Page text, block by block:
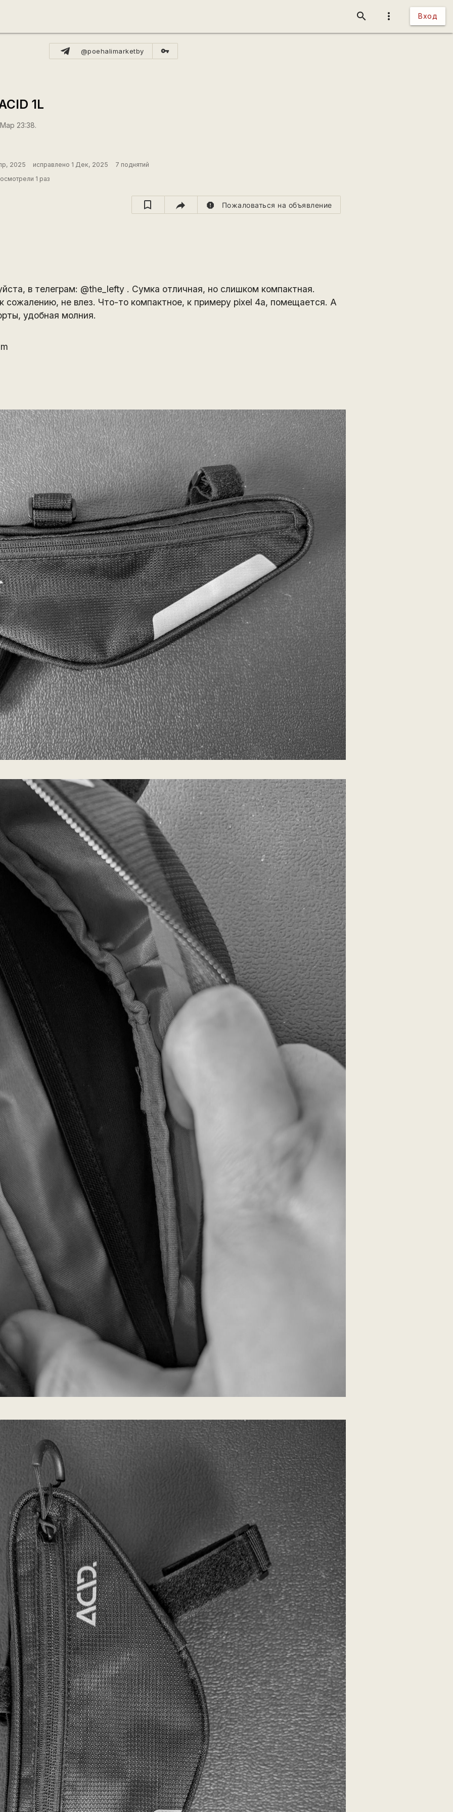
more_vert Вход
search
@poehalimarketby vpn_key
1L
23:38.
2025 исправлено 1 Дек, 2025
7 поднятий
1 раз
report Пожаловаться на объявление
в телеграм: @the_lefty . Сумка отличная, но слишком компактная.
сожалению, не влез. Что-то компактное, к примеру pixel 4a, помещается. А
удобная молния.